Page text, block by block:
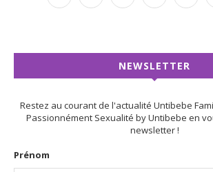
NEWSLETTER
Restez au courant de l'actualité Untibebe
Passionnément Sexualité by Untibebe en
newsletter !
Prénom